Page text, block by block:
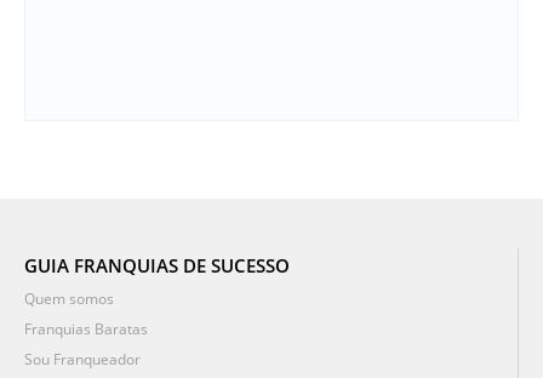
GUIA FRANQUIAS DE SUCESSO
Quem somos
Franquias Baratas
Sou Franqueador